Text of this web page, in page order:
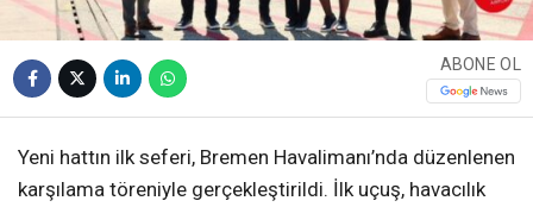
Instagram
Youtube
ABONE OL
Yeni hattın ilk seferi, Bremen Havalimanı’nda düzenlenen
karşılama töreniyle gerçekleştirildi. İlk uçuş, havacılık